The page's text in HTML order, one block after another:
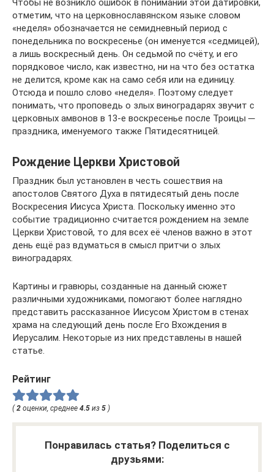
Чтобы не возникло ошибок в понимании этой датировки,
отметим, что на церковнославянском языке словом
«неделя» обозначается не семидневный период с
понедельника по воскресенье (он именуется «седмицей),
а лишь воскресный день. Он седьмой по счёту, и его
порядковое число, как известно, ни на что без остатка
не делится, кроме как на само себя или на единицу.
Отсюда и пошло слово «неделя». Поэтому следует
понимать, что проповедь о злых виноградарях звучит с
церковных амвонов в 13-е воскресенье после Троицы ─
праздника, именуемого также Пятидесятницей.
Рождение Церкви Христовой
Праздник был установлен в честь сошествия на
апостолов Святого Духа в пятидесятый день после
Воскресения Иисуса Христа. Поскольку именно это
событие традиционно считается рождением на земле
Церкви Христовой, то для всех её членов важно в этот
день ещё раз вдуматься в смысл притчи о злых
виноградарях.
Картины и гравюры, созданные на данный сюжет
различными художниками, помогают более наглядно
представить рассказанное Иисусом Христом в стенах
храма на следующий день после Его Вхождения в
Иерусалим. Некоторые из них представлены в нашей
статье.
Рейтинг
(2 оценки, среднее 4.5 из 5 )
Понравилась статья? Поделиться с
друзьями: